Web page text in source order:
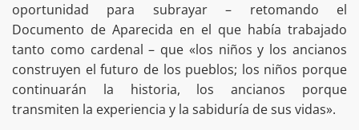
oportunidad para subrayar – retomando el
Documento de Aparecida en el que había trabajado
tanto como cardenal – que «los niños y los ancianos
construyen el futuro de los pueblos; los niños porque
continuarán la historia, los ancianos porque
transmiten la experiencia y la sabiduría de sus vidas».